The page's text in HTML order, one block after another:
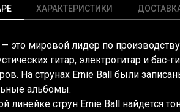
ХАРАКТЕРИСТИКИ
— это мировой лидер по
гитар, электрогитар и бас-
На струнах Ernie Ball были
альбомы.
линейке струн Ernie Ball найдется